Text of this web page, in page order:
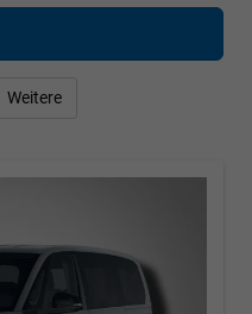
Weitere